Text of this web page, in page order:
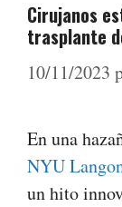
Cirujanos
trasplante
10/11/2023
En una
NYU
un hito